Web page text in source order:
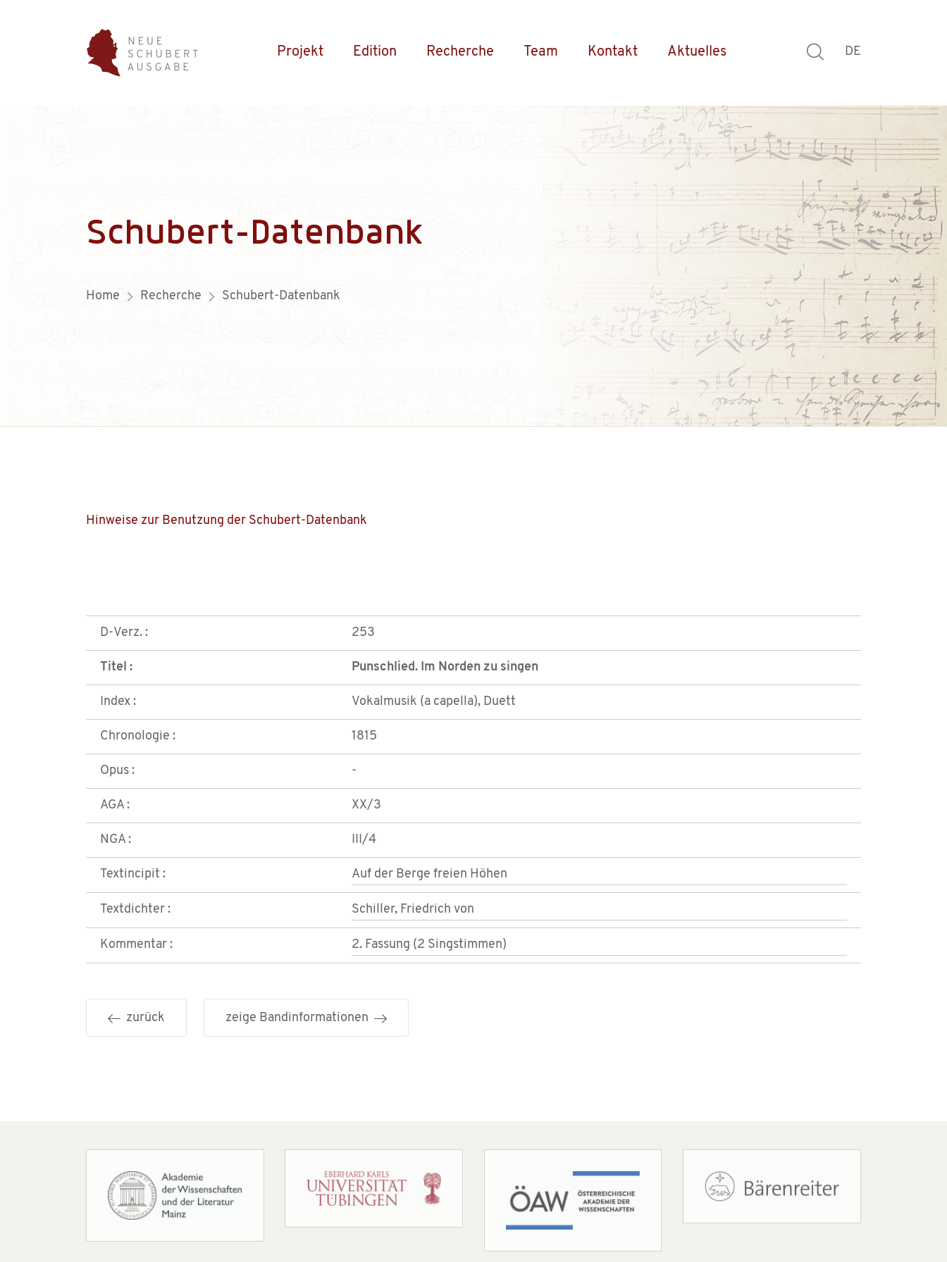
Projekt Edition Recherche Team Kontakt Aktuelles DE
Schubert-Datenbank
Home Recherche Schubert-Datenbank
Hinweise zur Benutzung der Schubert-Datenbank
D-Verz. : 253
Titel : Punschlied. Im Norden zu singen
Index : Vokalmusik (a capella), Duett
Chronologie : 1815
Opus : -
AGA : XX/3
NGA : III/4
Textincipit : Auf der Berge freien Höhen
Textdichter : Schiller, Friedrich von
Kommentar : 2. Fassung (2 Singstimmen)
zurück zeige Bandinformationen